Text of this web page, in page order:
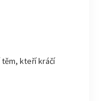
kteří kráčí